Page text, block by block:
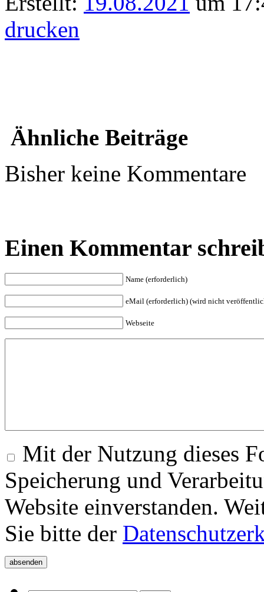
drucken
Ähnliche Beiträge
Bisher keine Kommentare
Einen Kommentar
Name (erforderlich)
eMail (erforderlich) (wird nicht
Webseite
Mit der Nutzung dieses
Speicherung und
Website einverstanden.
Sie bitte der